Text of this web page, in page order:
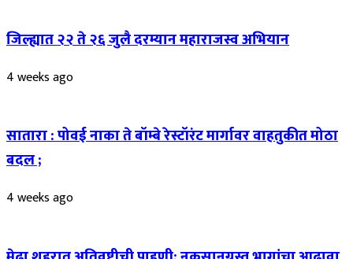
जिल्ह्यात २२ ते २६ जुलै दरम्यान महाराजस्व अभियान
4 weeks ago
सातारा : पोवई नाका ते बॉम्बे रेस्टॉरंट मार्गावर वाहतुकीत मोठा
बदल ;
4 weeks ago